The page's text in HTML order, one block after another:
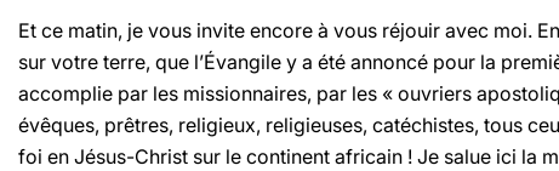
Et ce matin, je vous invite encore à vous réjouir avec moi.
sur votre terre, que l’Évangile y a été annoncé pour la
accomplie par les missionnaires, par les « ouvriers
évêques, prêtres, religieux, religieuses, catéchistes, tous
foi en Jésus-Christ sur le continent africain ! Je salue ici la